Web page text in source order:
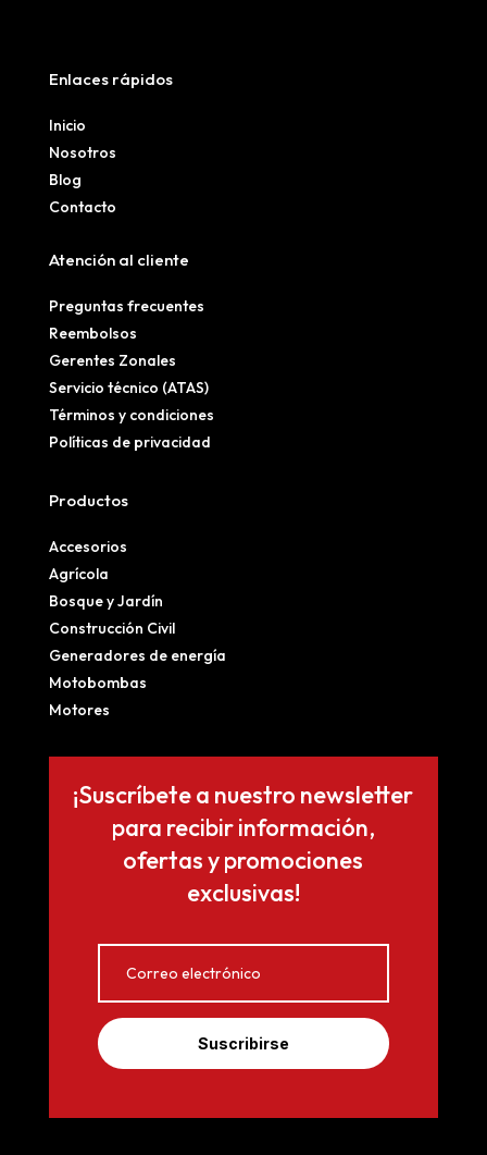
Enlaces rápidos
Inicio
Nosotros
Blog
Contacto
Atención al cliente
Preguntas frecuentes
Reembolsos
Gerentes Zonales
Servicio técnico (ATAS)
Términos y condiciones
Políticas de privacidad
Productos
Accesorios
Agrícola
Bosque y Jardín
Construcción Civil
Generadores de energía
Motobombas
Motores
¡Suscríbete a nuestro newsletter
para recibir información,
ofertas y promociones
exclusivas!
Suscribirse